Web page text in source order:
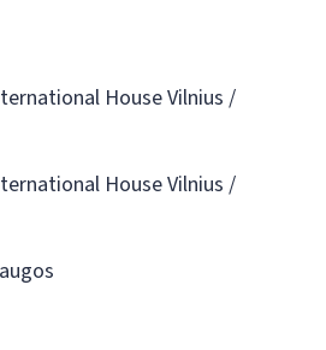
House Vilnius /
House Vilnius /